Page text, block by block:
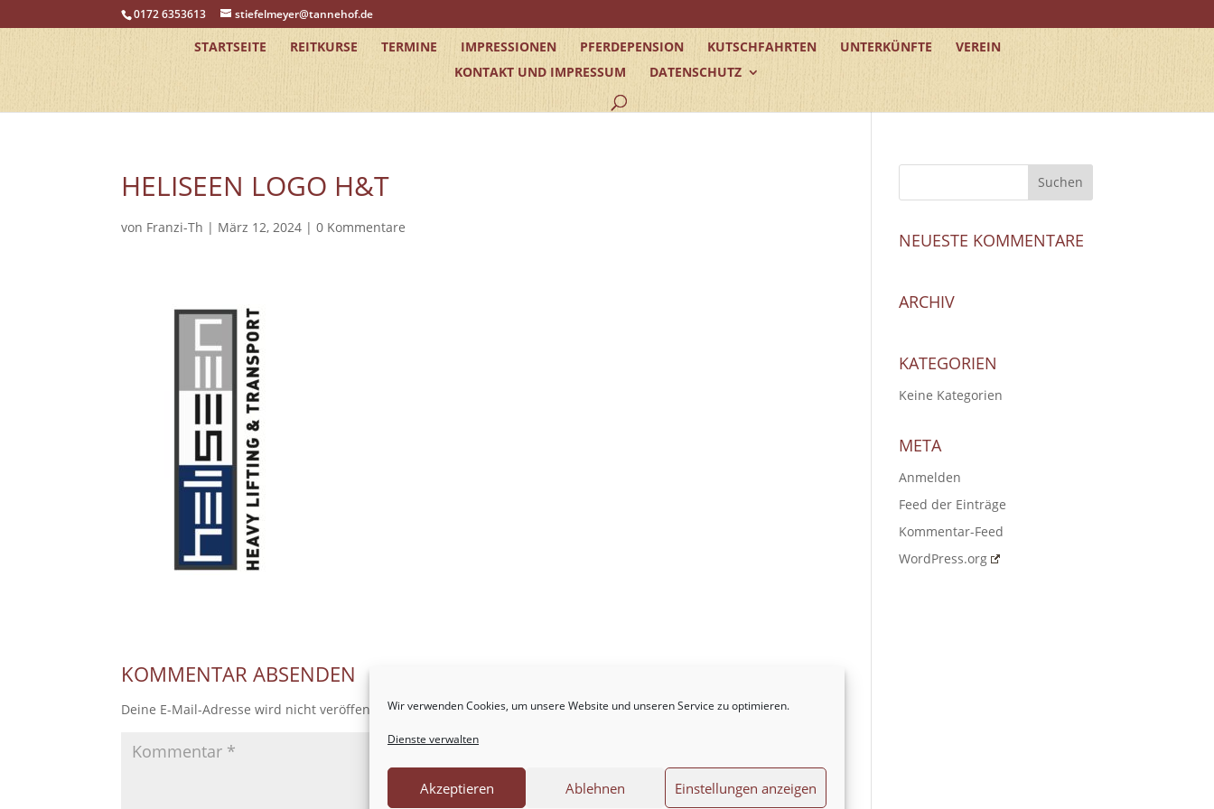
Wir verwenden Cookies, um unsere Website und unseren Service zu optimieren.
Dienste verwalten
Akzeptieren Ablehnen Einstellungen anzeigen
0172 6353613 stiefelmeyer@tannehof.de
STARTSEITE REITKURSE TERMINE IMPRESSIONEN PFERDEPENSION KUTSCHFAHRTEN UNTERKÜNFTE
VEREIN
KONTAKT UND IMPRESSUM
DATENSCHUTZ
HELISEEN LOGO H&T
von Franzi-Th | März 12, 2024 |0 Kommentare
KOMMENTAR ABSENDEN
Deine E-Mail-Adresse wird nicht veröffentlicht. Erforderliche Felder sind mit*markiert
NEUESTE KOMMENTARE
ARCHIV
KATEGORIEN
Keine Kategorien
META
Anmelden
Feed der Einträge
Kommentar-Feed
WordPress.org